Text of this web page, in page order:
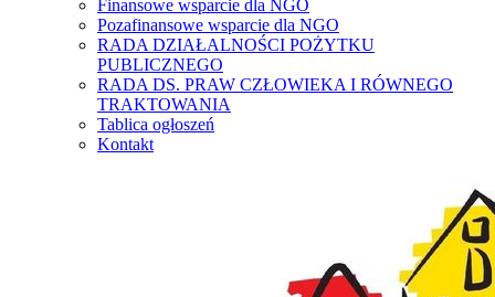
Finansowe wsparcie dla NGO
Pozafinansowe wsparcie dla NGO
RADA DZIAŁALNOŚCI POŻYTKU
PUBLICZNEGO
RADA DS. PRAW CZŁOWIEKA I RÓWNEGO
TRAKTOWANIA
Tablica ogłoszeń
Kontakt